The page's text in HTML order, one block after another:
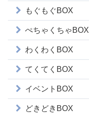
もぐもぐBOX
ぺちゃくちゃBOX
わくわくBOX
てくてくBOX
イベントBOX
どきどきBOX